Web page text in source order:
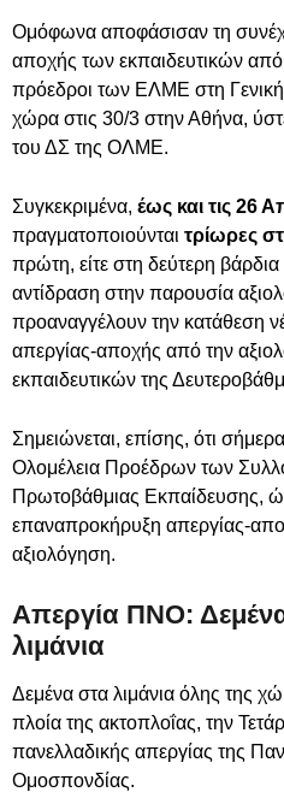
Ομόφωνα αποφάσισαν τη
αποχής των εκπαιδευτικών από
πρόεδροι των ΕΛΜΕ στη
χώρα στις 30/3 στην Αθήνα,
του ΔΣ της ΟΛΜΕ.
Συγκεκριμένα, έως και τις 26
πραγματοποιούνται τρίωρες
πρώτη, είτε στη δεύτερη
αντίδραση στην παρουσία
προαναγγέλουν την κατάθεση
απεργίας-αποχής από την
εκπαιδευτικών της
Σημειώνεται, επίσης, ότι
Ολομέλεια Προέδρων των
Πρωτοβάθμιας Εκπαίδευσης,
επαναπροκήρυξη απεργίας-
αξιολόγηση.
Απεργία ΠΝΟ:
λιμάνια
Δεμένα στα λιμάνια όλης της
πλοία της ακτοπλοΐας, την
πανελλαδικής απεργίας της
Ομοσπονδίας.